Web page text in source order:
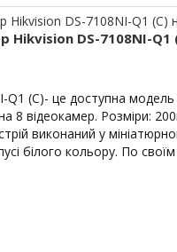
Hikvision DS-7108NI-Q1
Q1 (C)- це доступна модель
8 відеокамер. Розміри:
виконаний у
білого кольору. По